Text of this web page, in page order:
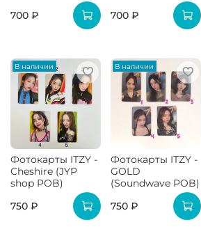
700 ₽
700 ₽
В наличии
Фотокарты ITZY -
Cheshire (JYP
shop POB)
750 ₽
В наличии
Фотокарты ITZY -
GOLD
(Soundwave POB)
750 ₽